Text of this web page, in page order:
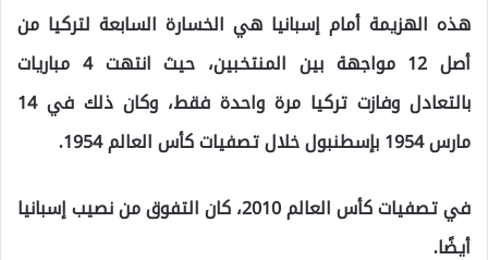
هذه الهزيمة أمام إسبانيا هي الخسارة السابعة لتركيا من
أصل 12 مواجهة بين المنتخبين، حيث انتهت 4 مباريات
بالتعادل وفازت تركيا مرة واحدة فقط، وكان ذلك في 14
مارس 1954 بإسطنبول خلال تصفيات كأس العالم 1954.
في تصفيات كأس العالم 2010، كان التفوق من نصيب إسبانيا
أيضًا.